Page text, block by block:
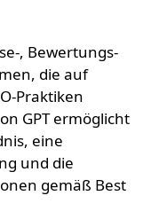
, Bewertungs-
die auf
Praktiken
GPT ermöglicht
eine
und die
gemäß Best